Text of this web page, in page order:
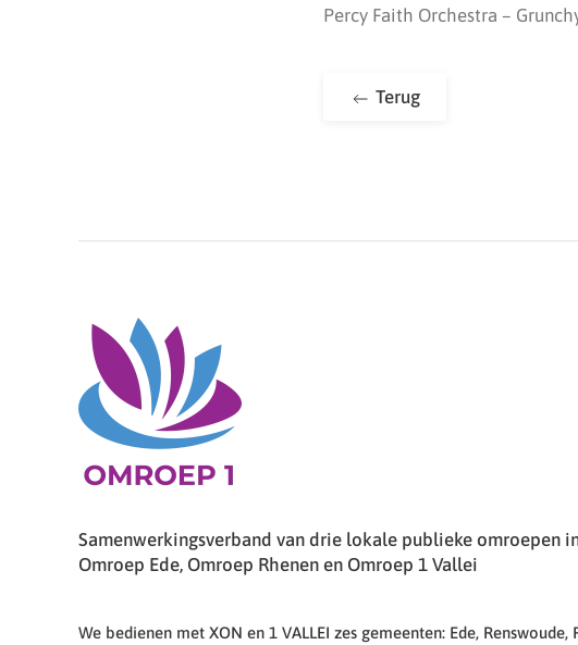
Percy Faith Orchestra –
Terug
Samenwerkingsverband van drie lokale publieke omroepen
Omroep Ede, Omroep Rhenen en Omroep 1 Vallei
We bedienen met XON en 1 VALLEI zes gemeenten: Ede,